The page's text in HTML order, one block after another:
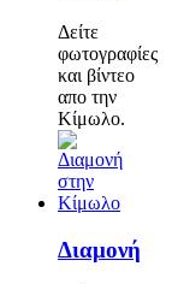
Δείτε
φωτογραφίες
και βίντεο
απο την
Κίμωλο.
Διαμονή